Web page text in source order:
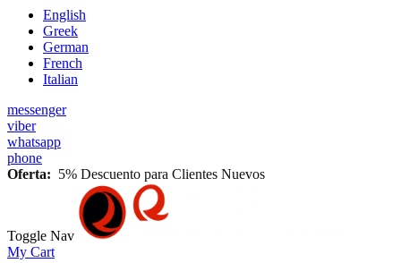
English
Greek
German
French
Italian
messenger
viber
whatsapp
phone
Oferta: 5% Descuento para Clientes Nuevos
Toggle Nav
My Cart